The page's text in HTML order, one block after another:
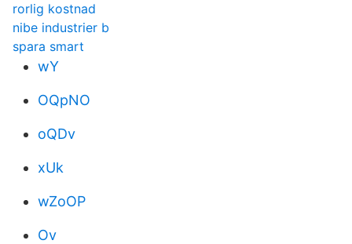
rorlig kostnad
nibe industrier b
spara smart
wY
OQpNO
oQDv
xUk
wZoOP
Ov